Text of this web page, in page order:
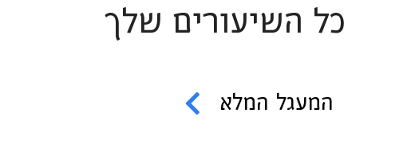
כל השיעורים שלך
המעגל המלא